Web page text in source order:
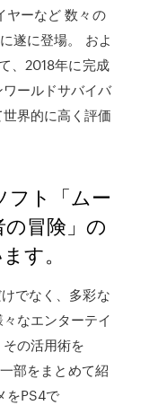
ヤーなど 数々の
遂に登場。 およ
、2018年に完成
ールドサバイバ
界的に高く評価
フト「ムー
冒険」の
す。
でなく、多彩な
なエンターテイ
の活用術を
部をまとめて紹
をPS4で